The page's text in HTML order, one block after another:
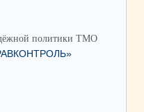
политики ТМО